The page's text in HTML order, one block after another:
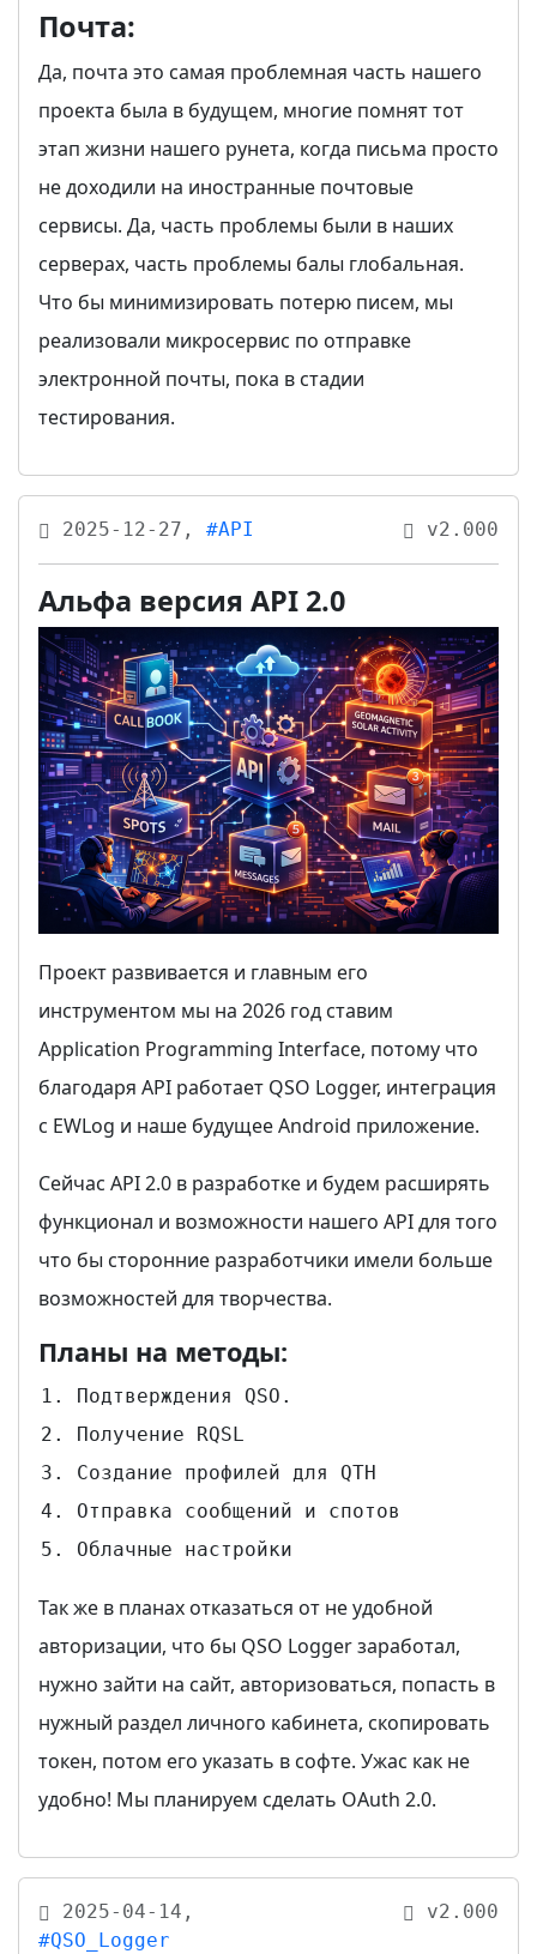
Почта:
Да, почта это самая проблемная часть нашего
проекта была в будущем, многие помнят тот
этап жизни нашего рунета, когда письма просто
не доходили на иностранные почтовые
сервисы. Да, часть проблемы были в наших
серверах, часть проблемы балы глобальная.
Что бы минимизировать потерю писем, мы
реализовали микросервис по отправке
электронной почты, пока в стадии
тестирования.
2025-12-27, #API v2.000
Альфа версия API 2.0
Проект развивается и главным его
инструментом мы на 2026 год ставим
Application Programming Interface, потому что
благодаря API работает QSO Logger, интеграция
с EWLog и наше будущее Android приложение.
Сейчас API 2.0 в разработке и будем расширять
функционал и возможности нашего API для того
что бы сторонние разработчики имели больше
возможностей для творчества.
Планы на методы:
Подтверждения QSO.
Получение RQSL
Создание профилей для QTH
Отправка сообщений и спотов
Облачные настройки
Так же в планах отказаться от не удобной
авторизации, что бы QSO Logger заработал,
нужно зайти на сайт, авторизоваться, попасть в
нужный раздел личного кабинета, скопировать
токен, потом его указать в софте. Ужас как не
удобно! Мы планируем сделать OAuth 2.0.
2025-04-14,
#QSO_Logger
v2.000